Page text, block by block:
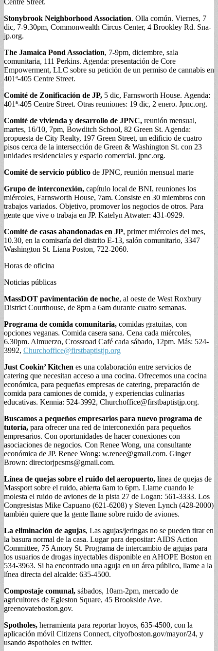
Stonybrook Neighborhood Association. Olla común. Viernes, 7
dic, 7-9.30pm, Commonwealth Circus Center, 4 Brookley Rd. Sna-
jp.org.
The Jamaica Pond Association, 7-9pm, diciembre, sala
comunitaria, 111 Perkins. Agenda: presentación de Core
Empowerment, LLC sobre su petición de un permiso de cannabis en
401ª-405 Centre Street.
Comité de Zonificación de JP, 5 dic, Farnsworth House. Agenda:
401ª-405 Centre Street. Otras reuniones: 19 dic, 2 enero. Jpnc.org.
Comité de vivienda y desarrollo de JPNC, reunión mensual,
martes, 16/10, 7pm, Bowditch School, 82 Green St. Agenda:
propuesta de City Realty, 197 Green Street, un edificio de cuatro
pisos cerca de la intersección de Green & Washington St. con 23
unidades residenciales y espacio comercial. jpnc.org.
Comité de servicio público de JPNC, reunión mensual marte
Grupo de interconexión, capítulo local de BNI, reuniones los
miércoles, Farnsworth House, 7am. Consiste en 30 miembros con
trabajos variados. Objetivo, promover los negocios de otros. Para
gente que vive o trabaja en JP. Katelyn Atwater: 431-0929.
Comité de casas abandonadas en JP, primer miércoles del mes,
10.30, en la comisaría del distrito E-13, salón comunitario, 3347
Washington St. Liana Poston, 722-2060.
Horas de oficina
Noticias públicas
MassDOT pavimentación de noche, al oeste de West Roxbury
District Courthouse, de 8pm a 6am durante cuatro semanas.
Programa de comida comunitaria, comidas gratuitas, con
opciones veganas. Comida casera sana. Cena cada miércoles,
6.30pm. Almuerzo, Crossroad Café cada sábado, 12pm. Más: 524-
3992, Churchoffice@firstbaptistjp.org
Just Cookin’ Kitchen es una colaboración entre servicios de
catering que necesitan acceso a una cocina. Ofrecemos una cocina
económica, para pequeñas empresas de catering, preparación de
comida para camiones de comida, y experiencias culinarias
educativas. Kennia: 524-3992, Churchoffice@firstbaptistjp.org.
Buscamos a pequeños empresarios para nuevo programa de
tutoría, para ofrecer una red de interconexión para pequeños
empresarios. Con oportunidades de hacer conexiones con
asociaciones de negocios. Con Renee Wong, una consultante
económica de JP. Renee Wong: w.renee@gmail.com. Ginger
Brown: directorjpcsms@gmail.com.
Línea de quejas sobre el ruido del aeropuerto, línea de quejas de
Massport sobre el ruido, abierta 6am to 6pm. Llame cuando le
molesta el ruido de aviones de la pista 27 de Logan: 561-3333. Los
Congresistas Mike Capuano (621-6208) y Steven Lynch (428-2000)
también quiere que la gente llame sobre ruido de aviones.
La eliminación de agujas, Las agujas/jeringas no se pueden tirar en
la basura normal de la casa. Lugar para depositar: AIDS Action
Committee, 75 Amory St. Programa de intercambio de agujas para
los usuarios de drogas inyectables disponible en AHOPE Boston en
534-3963. Si ha encontrado una aguja en un área público, llame a la
línea directa del alcalde: 635-4500.
Compostaje comunal, sábados, 10am-2pm, mercado de
agricultores de Egleston Square, 45 Brookside Ave.
greenovateboston.gov.
Spotholes, herramienta para reportar hoyos, 635-4500, con la
aplicación móvil Citizens Connect, cityofboston.gov/mayor/24, y
usando #spotholes en twitter.